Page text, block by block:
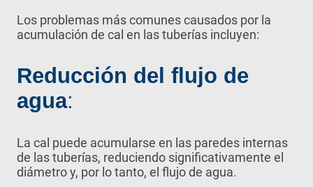
Los problemas más comunes causados por la
acumulación de cal en las tuberías incluyen:
Reducción del flujo de
agua:
La cal puede acumularse en las paredes internas
de las tuberías, reduciendo significativamente el
diámetro y, por lo tanto, el flujo de agua.